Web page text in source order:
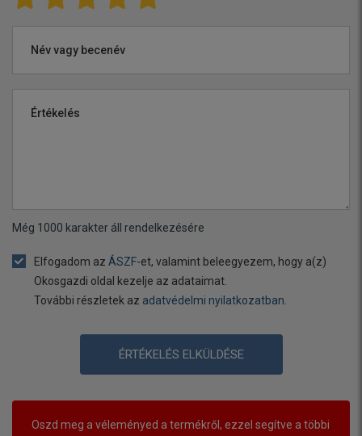
Név vagy becenév
Értékelés
Még 1000 karakter áll rendelkezésére
Elfogadom az ÁSZF-et, valamint beleegyezem, hogy a(z)
Okosgazdi oldal kezelje az adataimat.
További részletek az adatvédelmi nyilatkozatban
ÉRTÉKELÉS ELKÜLDÉSE
Oszd meg a véleményed a termékről, ezzel segítve a többi